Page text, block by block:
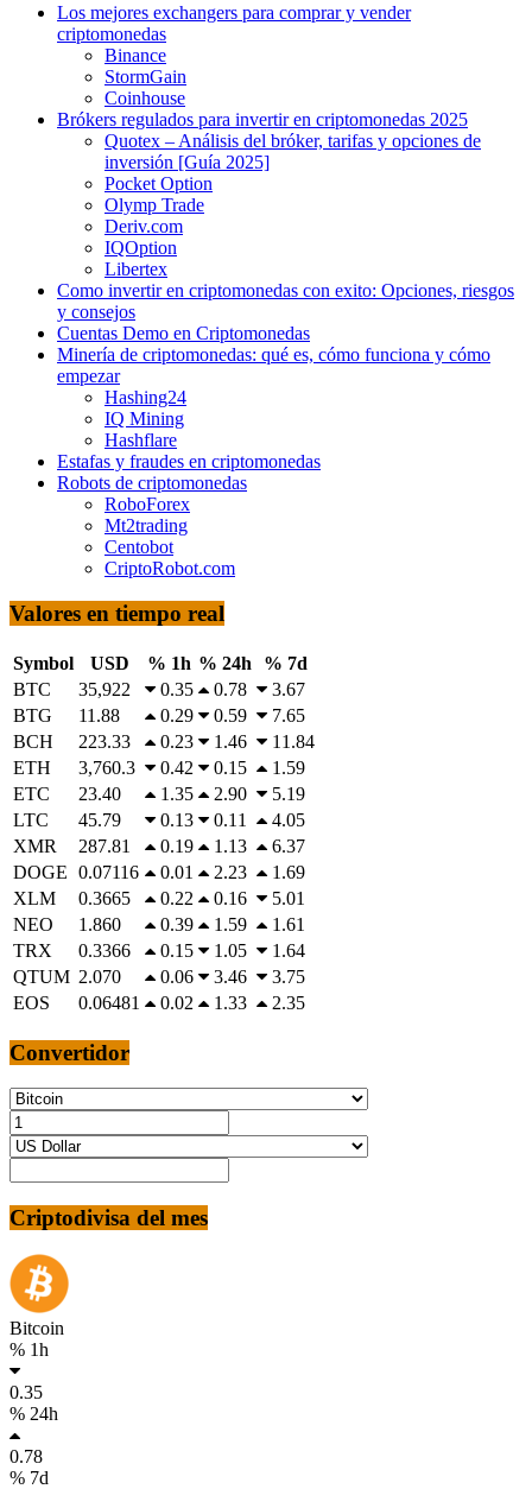
Los mejores exchangers para comprar y vender
criptomonedas
Binance
StormGain
Coinhouse
Brókers regulados para invertir en criptomonedas 2025
Quotex – Análisis del bróker, tarifas y opciones de
inversión [Guía 2025]
Pocket Option
Olymp Trade
Deriv.com
IQOption
Libertex
Como invertir en criptomonedas con exito: Opciones, riesgos
y consejos
Cuentas Demo en Criptomonedas
Minería de criptomonedas: qué es, cómo funciona y cómo
empezar
Hashing24
IQ Mining
Hashflare
Estafas y fraudes en criptomonedas
Robots de criptomonedas
RoboForex
Mt2trading
Centobot
CriptoRobot.com
Valores en tiempo real
Symbol USD % 1h % 24h
% 7d
BTC
35,922 0.35 0.78
3.67
BTG
11.88 0.29 0.59
7.65
BCH
223.33 0.23 1.46
11.84
ETH
3,760.3 0.42 0.15
1.59
ETC
23.40 1.35 2.90
5.19
LTC
45.79 0.13 0.11
4.05
XMR
287.81 0.19 1.13
6.37
DOGE 0.07116 0.01 2.23
1.69
XLM
0.3665 0.22 0.16
5.01
NEO
1.860 0.39 1.59
1.61
TRX
0.3366 0.15 1.05
1.64
QTUM 2.070 0.06 3.46
3.75
EOS
0.06481 0.02 1.33 2.35
Convertidor
Criptodivisa del mes
Bitcoin
% 1h
0.35
% 24h
0.78
% 7d